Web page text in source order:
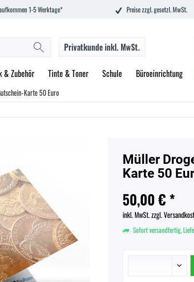
1-5 Werktage* Preise zzgl. gesetzl. MwSt.
Privatkundeinkl. MwSt.
& Zubehör Tinte & Toner Schule Büroeinrichtung
Karte 50 Euro
Müller
Karte 50
50,00 € *
inkl. MwSt.zzgl.
Sofort versandfertig,